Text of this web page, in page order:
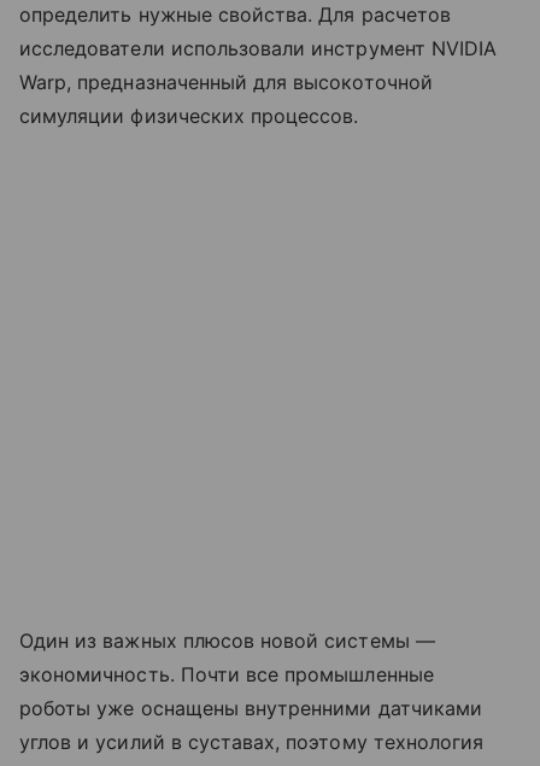
определить нужные свойства. Для расчетов
исследователи использовали инструмент NVIDIA
Warp, предназначенный для высокоточной
симуляции физических процессов.
Один из важных плюсов новой системы —
экономичность. Почти все промышленные
роботы уже оснащены внутренними датчиками
углов и усилий в суставах, поэтому технология